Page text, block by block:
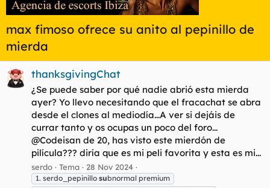
max fimoso ofrece su anito al pepinillo de
mierda
thanksgivingChat
¿Se puede saber por qué nadie abrió esta mierda
ayer? Yo llevo necesitando que el fracachat se abra
desde el clones al mediodía...A ver si dejáis de
currar tanto y os ocupas un poco del foro...
@Codeisan de 20, has visto este mierdón de
pilícula??? diría que es mi peli favorita y esta es mi...
serdo Tema 28 Nov 2024
1. serdo_pepinillo subnormal premium